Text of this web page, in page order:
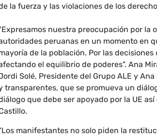
la fuerza y las violaciones de los
nuestra preocupación por la
peruanas en un momento en
de la población. Por las
el equilibrio de poderes". Ana
Solé, Presidente del Grupo ALE y
transparentes, que se promueva un
que debe ser apoyado por la UE
manifestantes no solo piden la